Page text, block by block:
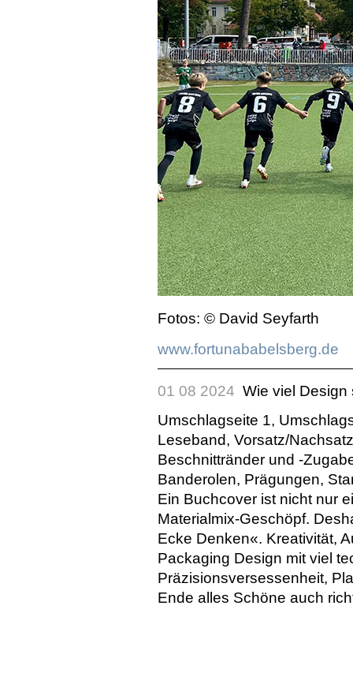
Fotos: © David Seyfarth
www.fortunababelsberg.de
01 08 2024 Wie viel
Umschlagseite 1,
Leseband, Vorsatz/
Beschnittränder und -
Banderolen, Prägungen,
Ein Buchcover ist nicht nur
Materialmix-Geschöpf.
Ecke Denken«. Kreativität,
Packaging Design mit viel
Präzisionsversessenheit,
Ende alles Schöne auch